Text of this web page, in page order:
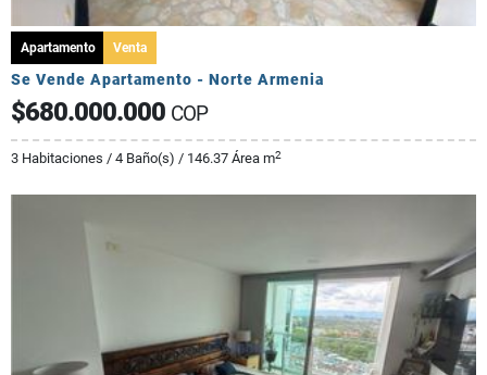
Apartamento Venta
Se Vende Apartamento - Norte Armenia
$680.000.000 COP
3 Habitaciones / 4 Baño(s) / 146.37 Área m2